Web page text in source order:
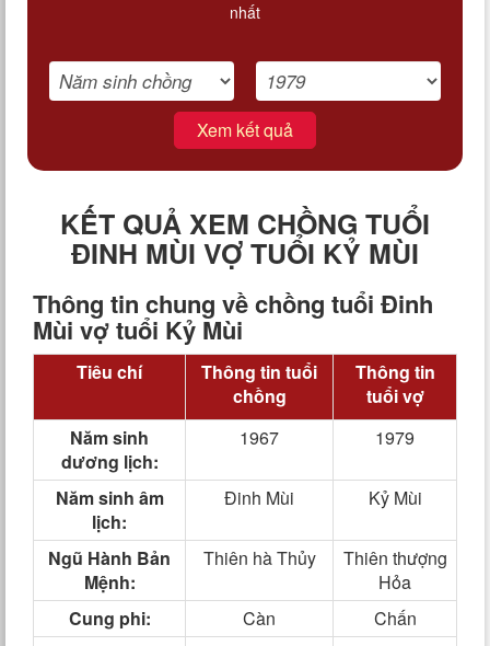
nhất
Xem kết quả
KẾT QUẢ XEM CHỒNG TUỔI
ĐINH MÙI VỢ TUỔI KỶ MÙI
Thông tin chung về chồng tuổi Đinh
Mùi vợ tuổi Kỷ Mùi
Tiêu chí
Thông tin tuổi
chồng
Thông tin
tuổi vợ
Năm sinh
dương lịch:
1967 1979
Năm sinh âm
lịch:
Đinh Mùi Kỷ Mùi
Ngũ Hành Bản
Mệnh:
Thiên hà Thủy
Thiên thượng
Hỏa
Cung phi:
Càn
Chấn